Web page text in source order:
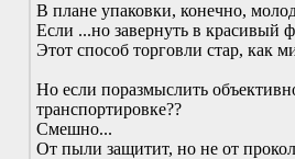
В плане упаковки, конечно,
Если ...но завернуть в красивый
Этот способ торговли стар, как
Но если поразмыслить
транспортировке??
Смешно...
От пыли защитит, но не от